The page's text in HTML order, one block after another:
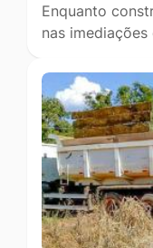
Enquanto
nas